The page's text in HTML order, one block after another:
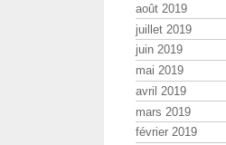
août 2019
juillet 2019
juin 2019
mai 2019
avril 2019
mars 2019
février 2019